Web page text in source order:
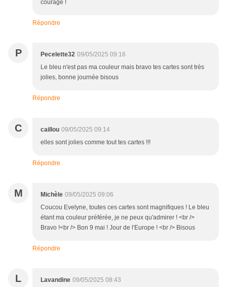
courage !
Répondre
P Pecelette32 09/05/2025 09:16
Le bleu n'est pas ma couleur mais bravo tes cartes sont très
jolies, bonne journée bisous
Répondre
C caillou 09/05/2025 09:14
elles sont jolies comme tout tes cartes !!!
Répondre
M Michèle 09/05/2025 09:06
Coucou Evelyne, toutes ces cartes sont magnifiques ! Le bleu
étant ma couleur préférée, je ne peux qu'admirer ! <br />
Bravo !<br /> Bon 9 mai ! Jour de l'Europe ! <br /> Bisous
Répondre
L Lavandine 09/05/2025 08:43